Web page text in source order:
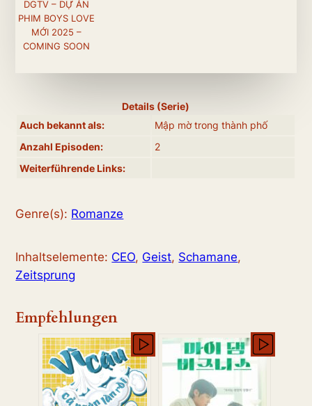
DGTV – DỰ ÁN
PHIM BOYS LOVE
MỚI 2025 –
COMING SOON
Details (Serie)
Auch bekannt als:
Mập mờ trong thành phố
Anzahl Episoden:
2
Weiterführende Links:
Genre(s): Romanze
Inhaltselemente: CEO, Geist, Schamane,
Zeitsprung
Empfehlungen